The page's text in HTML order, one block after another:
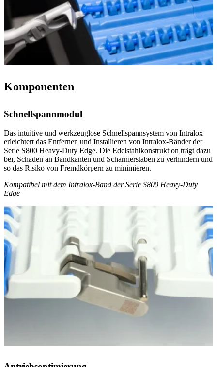
Komponenten
Schnellspannmodul
Das intuitive und werkzeuglose Schnellspannsystem von Intralox
erleichtert das Entfernen und Installieren von Intralox-Bänder der
Serie S800 Heavy-Duty Edge. Die Edelstahlkonstruktion trägt dazu
bei, Schäden an Bandkanten und Scharnierstäben zu verhindern und
so das Risiko von Fremdkörpern zu minimieren.
Kompatibel mit dem Intralox-Band der Serie S800 Heavy-Duty
Edge